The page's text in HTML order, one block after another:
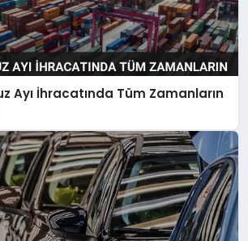
Ayı İhracatında Tüm Zamanların